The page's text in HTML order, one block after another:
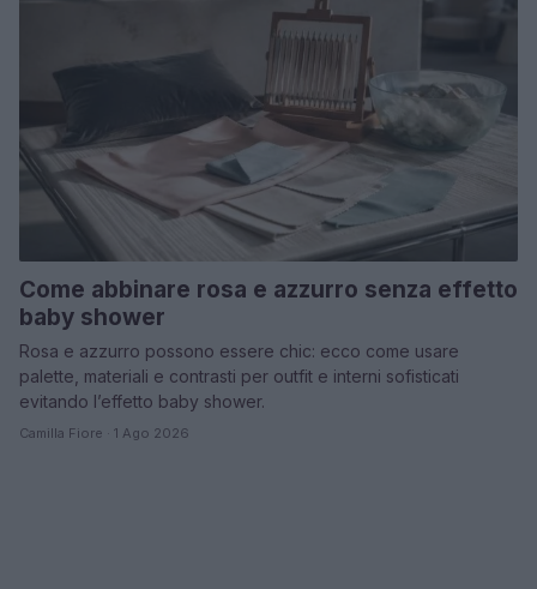
Come abbinare rosa e azzurro senza effetto
baby shower
Rosa e azzurro possono essere chic: ecco come usare
palette, materiali e contrasti per outfit e interni sofisticati
evitando l’effetto baby shower.
Camilla Fiore · 1 Ago 2026